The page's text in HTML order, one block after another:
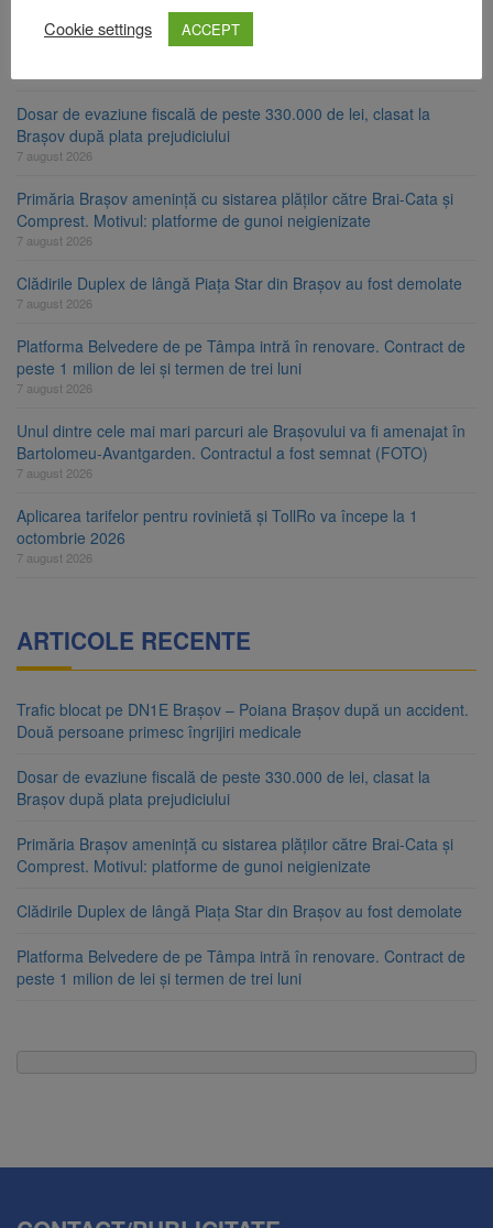
Trafic blocat pe DN1E Brașov – Poiana Brașov după un accident.
Două persoane primesc îngrijiri medicale
Dosar de evaziune fiscală de peste 330.000 de lei, clasat la
Brașov după plata prejudiciului
7 august 2026
Primăria Brașov amenință cu sistarea plăților către Brai-Cata și
Comprest. Motivul: platforme de gunoi neigienizate
7 august 2026
Clădirile Duplex de lângă Piața Star din Brașov au fost demolate
7 august 2026
Platforma Belvedere de pe Tâmpa intră în renovare. Contract de
peste 1 milion de lei și termen de trei luni
7 august 2026
Unul dintre cele mai mari parcuri ale Brașovului va fi amenajat în
Bartolomeu-Avantgarden. Contractul a fost semnat (FOTO)
7 august 2026
Aplicarea tarifelor pentru rovinietă și TollRo va începe la 1
octombrie 2026
7 august 2026
ARTICOLE RECENTE
Trafic blocat pe DN1E Brașov – Poiana Brașov după un accident.
Două persoane primesc îngrijiri medicale
Dosar de evaziune fiscală de peste 330.000 de lei, clasat la
Brașov după plata prejudiciului
Primăria Brașov amenință cu sistarea plăților către Brai-Cata și
Comprest. Motivul: platforme de gunoi neigienizate
Clădirile Duplex de lângă Piața Star din Brașov au fost demolate
Platforma Belvedere de pe Tâmpa intră în renovare. Contract de
peste 1 milion de lei și termen de trei luni
Cookie settings
ACCEPT